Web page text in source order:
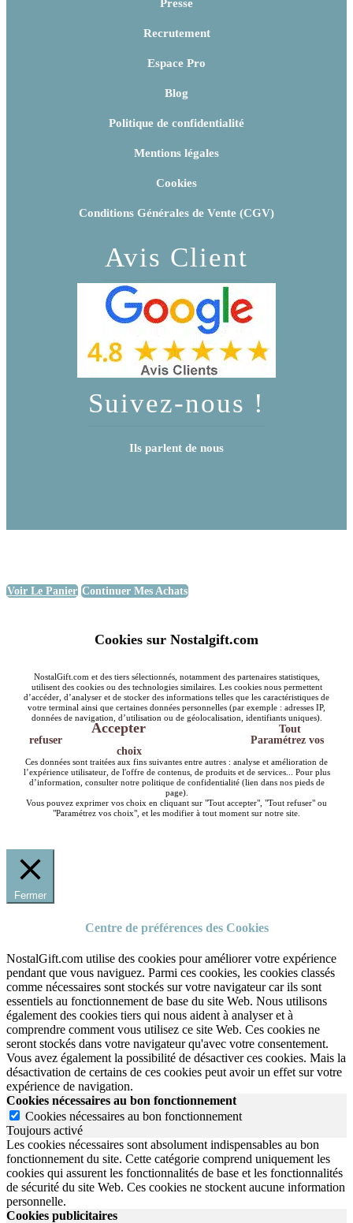
Presse
Recrutement
Espace Pro
Blog
Politique de confidentialité
Mentions légales
Cookies
Conditions Générales de Vente (CGV)
Avis Client
Suivez-nous !
Ils parlent de nous
Voir Le Panier Continuer Mes Achats
Cookies sur Nostalgift.com
NostalGift.com et des tiers sélectionnés, notamment des partenaires statistiques,
utilisent des cookies ou des technologies similaires. Les cookies nous permettent
d’accéder, d’analyser et de stocker des informations telles que les caractéristiques de
votre terminal ainsi que certaines données personnelles (par exemple : adresses IP,
données de navigation, d’utilisation ou de géolocalisation, identifiants uniques).
Accepter
Tout
refuser
Paramétrez vos
choix
Ces données sont traitées aux fins suivantes entre autres : analyse et amélioration de
l’expérience utilisateur, de l'offre de contenus, de produits et de services... Pour plus
d’information, consulter notre politique de confidentialité (lien dans nos pieds de
page).
Vous pouvez exprimer vos choix en cliquant sur "Tout accepter", "Tout refuser" ou
"Paramétrez vos choix", et les modifier à tout moment sur notre site.
Fermer
Centre de préférences des Cookies
NostalGift.com utilise des cookies pour améliorer votre expérience
pendant que vous naviguez. Parmi ces cookies, les cookies classés
comme nécessaires sont stockés sur votre navigateur car ils sont
essentiels au fonctionnement de base du site Web. Nous utilisons
également des cookies tiers qui nous aident à analyser et à
comprendre comment vous utilisez ce site Web. Ces cookies ne
seront stockés dans votre navigateur qu'avec votre consentement.
Vous avez également la possibilité de désactiver ces cookies. Mais la
désactivation de certains de ces cookies peut avoir un effet sur votre
expérience de navigation.
Cookies nécessaires au bon fonctionnement
Cookies nécessaires au bon fonctionnement
Toujours activé
Les cookies nécessaires sont absolument indispensables au bon
fonctionnement du site. Cette catégorie comprend uniquement les
cookies qui assurent les fonctionnalités de base et les fonctionnalités
de sécurité du site Web. Ces cookies ne stockent aucune information
personnelle.
Cookies publicitaires